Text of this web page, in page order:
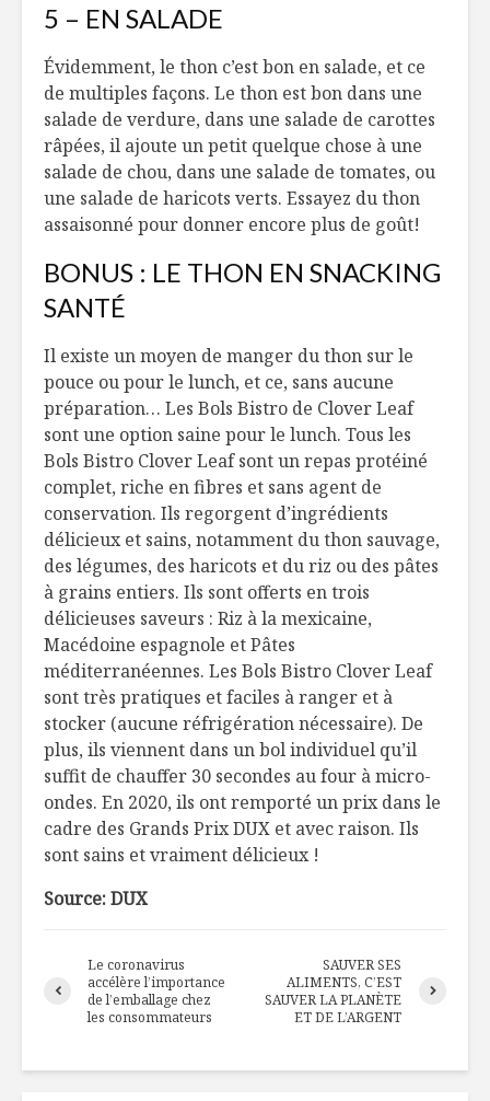
5 – EN SALADE
Évidemment, le thon c’est bon en salade, et ce
de multiples façons. Le thon est bon dans une
salade de verdure, dans une salade de carottes
râpées, il ajoute un petit quelque chose à une
salade de chou, dans une salade de tomates, ou
une salade de haricots verts. Essayez du thon
assaisonné pour donner encore plus de goût!
BONUS : LE THON EN SNACKING
SANTÉ
Il existe un moyen de manger du thon sur le
pouce ou pour le lunch, et ce, sans aucune
préparation… Les Bols Bistro de CloverLeaf
sont une option saine pour le lunch. Tous les
Bols Bistro CloverLeafsont un repas protéiné
complet, riche en fibres et sans agent de
conservation. Ils regorgent d’ingrédients
délicieux et sains, notamment du thon sauvage,
des légumes, des haricots et du riz ou des pâtes
à grains entiers. Ils sont offerts en trois
délicieuses saveurs : Riz à la mexicaine,
Macédoine espagnole et Pâtes
méditerranéennes. Les Bols Bistro CloverLeaf
sont très pratiques et faciles à ranger et à
stocker (aucune réfrigération nécessaire). De
plus, ils viennent dans un bol individuel qu’il
suffit de chauffer 30 secondes au four à micro-
ondes. En 2020, ils ont remporté un prix dans le
cadre des Grands Prix DUX et avec raison. Ils
sont sains et vraiment délicieux !
Source: DUX
Le coronavirus
accélère l’importance
de l’emballage chez
les consommateurs
SAUVER SES
ALIMENTS, C’EST
SAUVER LA PLANÈTE
ET DE L’ARGENT